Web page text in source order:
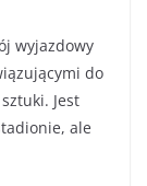
wyjazdowy
do
Jest
ale